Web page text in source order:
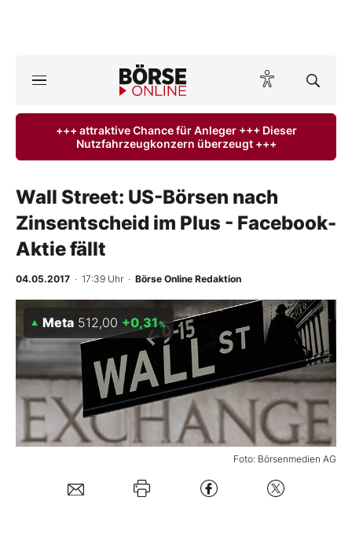
Anlageprodukte
Finanz-Check
Abo & Shop
Experten
Mein B:O
Mein Konto
Folgen Sie uns
+++ attraktive Chance für Anleger +++ Dieser
Nutzfahrzeugkonzern überzeugt +++
Wall Street: US-Börsen nach
Zinsentscheid im Plus - Facebook-
Aktie fällt
04.05.2017 · 17:39 Uhr · Börse Online Redaktion
Foto: Börsenmedien AG
Meta 512,00 +0,31%